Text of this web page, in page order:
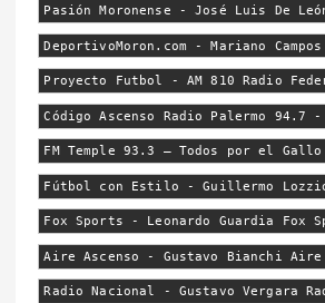
Pasión Moronense - José Luis De
DeportivoMoron.com - Mariano
Proyecto Futbol - AM 810 Radio
Código Ascenso Radio Palermo 94.7
FM Temple 93.3 – Todos por el
Fútbol con Estilo - Guillermo
Fox Sports - Leonardo Guardia Fox
Aire Ascenso - Gustavo Bianchi Aire
Radio Nacional - Gustavo Vergara